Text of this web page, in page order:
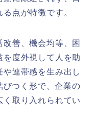
点が特徴です。
善、機会均等、困
度外視して人を助
連帯感を生み出し
つく形で、企業の
取り入れられてい